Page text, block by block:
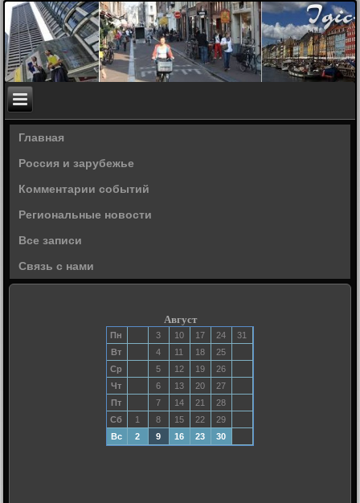
Главная
Россия и зарубежье
Комментарии событий
Региональные новости
Все записи
Связь с нами
Август
Пн 3 10 17 24
31
Вт
4 11 18
25
Ср
5 12 19
26
Чт
6 13 20
27
Пт
7 14 21
28
Сб
1 8 15 22
29
Вс
2 9 16 23 30